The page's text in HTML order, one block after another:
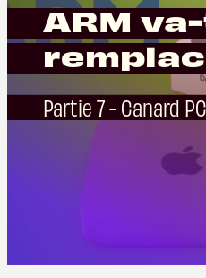
ARM
Partie 7 - Canard